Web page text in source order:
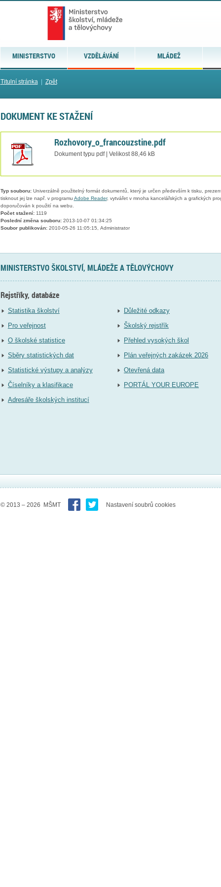
MINISTERSTVO VZDĚLÁVÁNÍ MLÁDEŽ
Titulní stránka| Zpět
DOKUMENT KE STAŽENÍ
Rozhovory_o_francouzstine.pdf
Dokument typu pdf | Velikost 88,46 kB
Typ souboru:Univerzálně použitelný formát dokumentů, který je určen především k tisku,
tisknout jej lze např. v programu Adobe Reader, vytvářet v mnoha kancelářských a grafických
doporučován k použití na webu.
Počet stažení:1119
Poslední změna souboru:2013-10-07 01:34:25
Soubor publikován:2010-05-26 11:05:15, Administrator
MINISTERSTVO ŠKOLSTVÍ, MLÁDEŽE A TĚLOVÝCHOVY
Rejstříky, databáze
Statistika školství
Pro veřejnost
O školské statistice
Sběry statistických dat
Statistické výstupy a analýzy
Číselníky a klasifikace
Adresáře školských institucí
Důležité odkazy
Školský rejstřík
Přehled vysokých škol
Plán veřejných zakázek 2026
Otevřená data
PORTÁL YOUR EUROPE
© 2013 – 2026 MŠMT Nastavení soubrů cookies